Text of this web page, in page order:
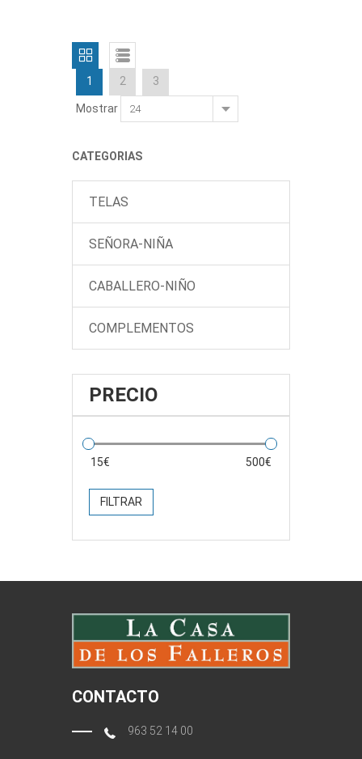
1 2 3
Mostrar
CATEGORIAS
TELAS
SEÑORA-NIÑA
CABALLERO-NIÑO
COMPLEMENTOS
PRECIO
FILTRAR
CONTACTO
963 52 14 00